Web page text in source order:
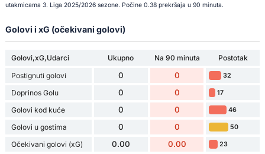
utakmicama 3. Liga 2025/2026 sezone. Počine 0.38 prekršaja u 90 minuta.
Golovi i xG (očekivani golovi)
Golovi,xG,Udarci Ukupno Na 90 minuta
Postotak
Postignuti golovi
0 0 32
Doprinos Golu 0 0 17
Golovi kod kuće 0 0 46
Golovi u gostima 0 0 50
Očekivani golovi (xG) 0.00 0.00 23